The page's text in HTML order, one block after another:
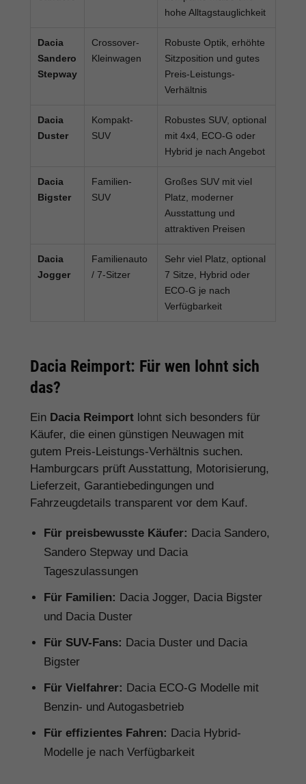
hohe Alltagstauglichkeit
Dacia
Sandero
Stepway
Crossover-
Kleinwagen
Robuste Optik, erhöhte
Sitzposition und gutes
Preis-Leistungs-
Verhältnis
Dacia
Duster
Kompakt-
SUV
Robustes SUV, optional
mit 4x4, ECO-G oder
Hybrid je nach Angebot
Dacia
Bigster
Familien-
SUV
Großes SUV mit viel
Platz, moderner
Ausstattung und
attraktiven Preisen
Dacia
Jogger
Familienauto
/ 7-Sitzer
Sehr viel Platz, optional
7 Sitze, Hybrid oder
ECO-G je nach
Verfügbarkeit
Dacia Reimport: Für wen lohnt sich
das?
Ein Dacia Reimport lohnt sich besonders für
Käufer, die einen günstigen Neuwagen mit
gutem Preis-Leistungs-Verhältnis suchen.
Hamburgcars prüft Ausstattung, Motorisierung,
Lieferzeit, Garantiebedingungen und
Fahrzeugdetails transparent vor dem Kauf.
Für preisbewusste Käufer: Dacia Sandero,
Sandero Stepway und Dacia
Tageszulassungen
Für Familien: Dacia Jogger, Dacia Bigster
und Dacia Duster
Für SUV-Fans: Dacia Duster und Dacia
Bigster
Für Vielfahrer: Dacia ECO-G Modelle mit
Benzin- und Autogasbetrieb
Für effizientes Fahren: Dacia Hybrid-
Modelle je nach Verfügbarkeit